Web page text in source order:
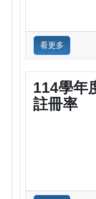
看更多
114學年
註冊率